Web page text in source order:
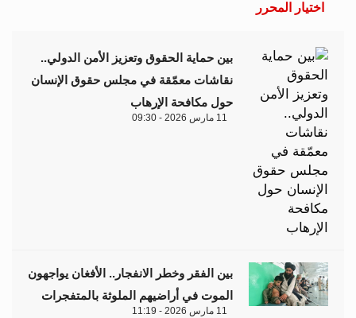
اختيار المحرر
بين حماية الحقوق وتعزيز الأمن الدولي..
نقاشات معمّقة في مجلس حقوق الإنسان
حول مكافحة الإرهاب
11 مارس 2026 - 09:30
بين الفقر وخطر الانفجار.. الأفغان يواجهون
الموت في أراضيهم الملوثة بالمتفجرات
11 مارس 2026 - 11:19